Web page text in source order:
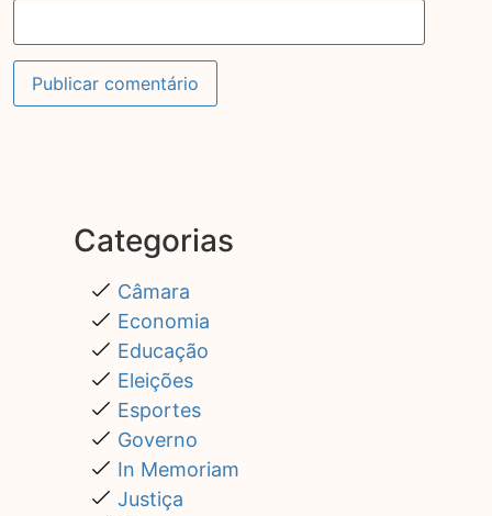
Categorias
Câmara
Economia
Educação
Eleições
Esportes
Governo
In Memoriam
Justiça